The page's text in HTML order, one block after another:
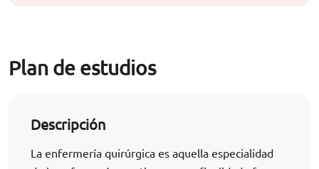
Plan de estudios
Descripción
La enfermería quirúrgica es aquella especialidad